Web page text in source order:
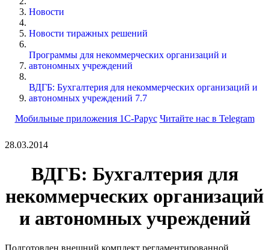
Новости
Новости тиражных решений
Программы для некоммерческих организаций и
автономных учреждений
ВДГБ: Бухгалтерия для некоммерческих организаций и
автономных учреждений 7.7
Мобильные приложения 1С-Рарус Читайте нас в Telegram
28.03.2014
ВДГБ: Бухгалтерия для
некоммерческих организаций
и автономных учреждений
Подготовлен внешний комплект регламентированной